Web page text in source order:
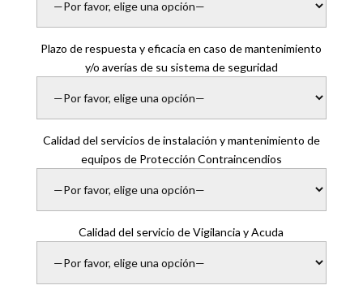
Plazo de respuesta y eficacia en caso de mantenimiento
y/o averías de su sistema de seguridad
Calidad del servicios de instalación y mantenimiento de
equipos de Protección Contraincendios
Calidad del servicio de Vigilancia y Acuda